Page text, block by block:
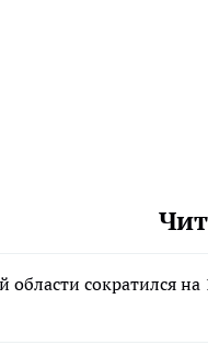
области сократился